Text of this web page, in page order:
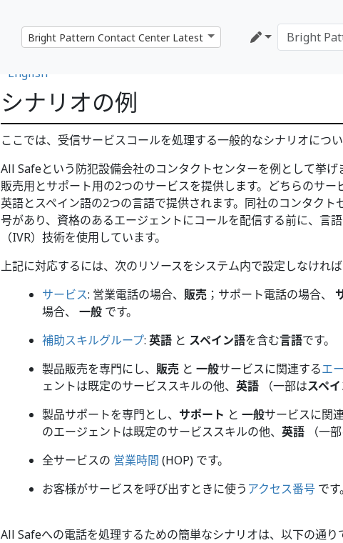
English
シナリオの例
ここでは、受信サービスコールを処理する一般的なシナリオについ
All Safeという防犯設備会社のコンタクトセンターを例として挙
販売用とサポート用の2つのサービスを提供します。どちらのサー
英語とスペイン語の2つの言語で提供されます。同社のコンタク
号があり、資格のあるエージェントにコールを配信する前に、言
（IVR）技術を使用しています。
上記に対応するには、次のリソースをシステム内で設定しなければ
サービス: 営業電話の場合、 販売；サポート電話の場合、
場合、 一般です。
補助スキルグループ: 英語と スペイン語を含む言語です。
製品販売を専門にし、 販売と 一般サービスに関連するエ
ェントは既定のサービススキルの他、 英語（一部はスペ
製品サポートを専門とし、 サポート と 一般サービスに関
のエージェントは既定のサービススキルの他、 英語（一部
全サービスの 営業時間 (HOP) です。
お客様がサービスを呼び出すときに使う アクセス番号です。
All Safeへの電話を処理するための簡単なシナリオは、以下の通り